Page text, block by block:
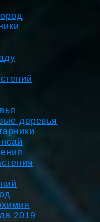
деревья
2019